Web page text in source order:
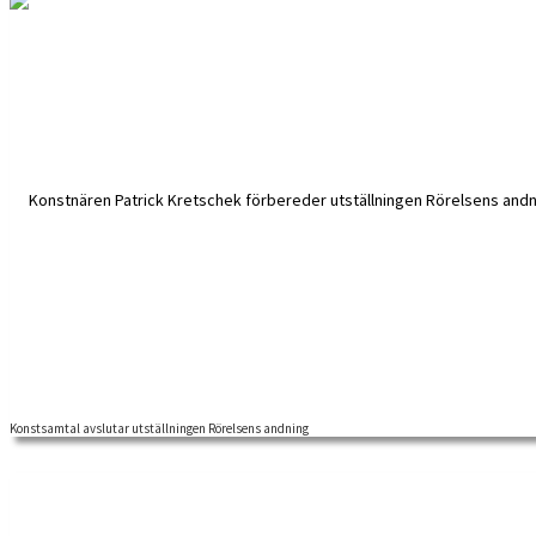
En finissage fredagen den 29 oktober markerar avslutningen för
Konstsamtal avslutar utställningen Rörelsens andning